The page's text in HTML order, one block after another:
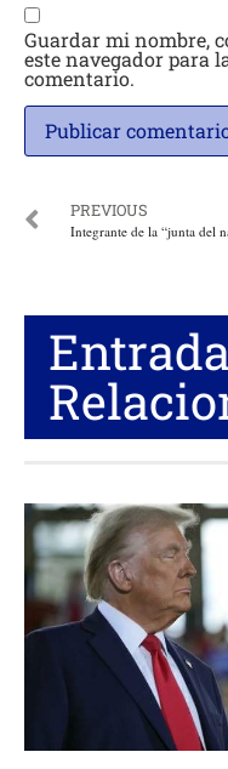
Guardar mi nombre,
este navegador para
comentario.
PREVIOUS